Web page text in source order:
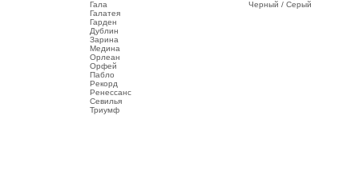
Гала
Галатея
Гарден
Дублин
Зарина
Медина
Орлеан
Орфей
Пабло
Рекорд
Ренессанс
Севилья
Триумф
Черный / Серый